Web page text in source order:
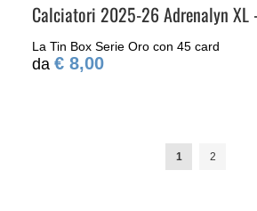
Calciatori 2025-26 Adrenalyn XL
La Tin Box Serie Oro con 45 card
€ 8,00
Pagina
Attualmente
1 Pagina
2